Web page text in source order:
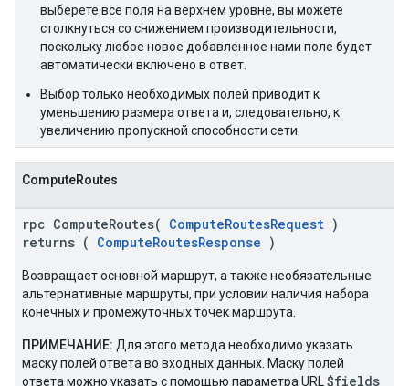
выберете все поля на верхнем уровне, вы можете
столкнуться со снижением производительности,
поскольку любое новое добавленное нами поле будет
автоматически включено в ответ.
Выбор только необходимых полей приводит к
уменьшению размера ответа и, следовательно, к
увеличению пропускной способности сети.
ComputeRoutes
rpc ComputeRoutes( ComputeRoutesRequest )
returns ( ComputeRoutesResponse )
Возвращает основной маршрут, а также необязательные
альтернативные маршруты, при условии наличия набора
конечных и промежуточных точек маршрута.
ПРИМЕЧАНИЕ: Для этого метода необходимо указать
маску полей ответа во входных данных. Маску полей
ответа можно указать с помощью параметра URL $fields